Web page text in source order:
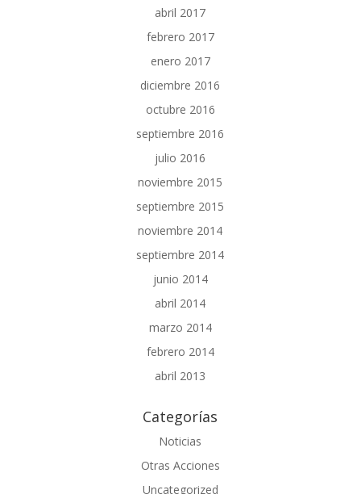
abril 2017
febrero 2017
enero 2017
diciembre 2016
octubre 2016
septiembre 2016
julio 2016
noviembre 2015
septiembre 2015
noviembre 2014
septiembre 2014
junio 2014
abril 2014
marzo 2014
febrero 2014
abril 2013
Categorías
Noticias
Otras Acciones
Uncategorized